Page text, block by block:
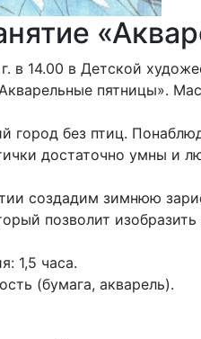
в 14.00 в Детской
пятницы».
город без птиц.
достаточно умны и
создадим зимнюю
позволит
1,5 часа.
(бумага, акварель).